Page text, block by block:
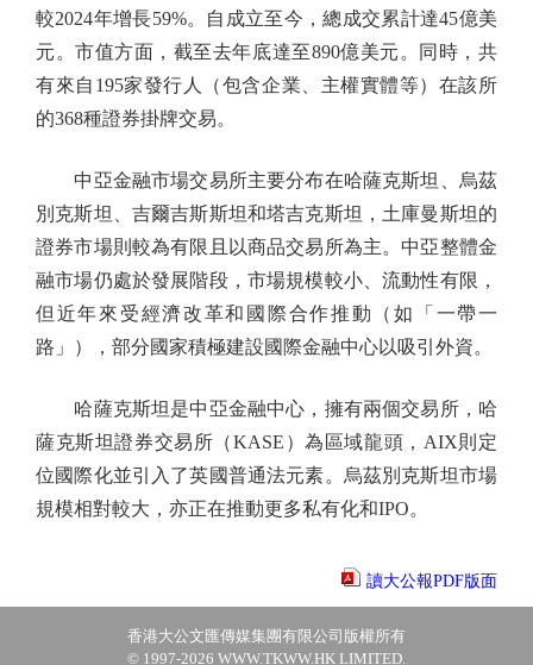
較2024年增長59%。自成立至今，總成交累計達45億美
元。市值方面，截至去年底達至890億美元。同時，共
有來自195家發行人（包含企業、主權實體等）在該所
的368種證券掛牌交易。
中亞金融市場交易所主要分布在哈薩克斯坦、烏茲
別克斯坦、吉爾吉斯斯坦和塔吉克斯坦，土庫曼斯坦的
證券市場則較為有限且以商品交易所為主。中亞整體金
融市場仍處於發展階段，市場規模較小、流動性有限，
但近年來受經濟改革和國際合作推動（如「一帶一
路」），部分國家積極建設國際金融中心以吸引外資。
哈薩克斯坦是中亞金融中心，擁有兩個交易所，哈
薩克斯坦證券交易所（KASE）為區域龍頭，AIX則定
位國際化並引入了英國普通法元素。烏茲別克斯坦市場
規模相對較大，亦正在推動更多私有化和IPO。
讀大公報PDF版面
香港大公文匯傳媒集團有限公司版權所有
© 1997-2026 WWW.TKWW.HK LIMITED.